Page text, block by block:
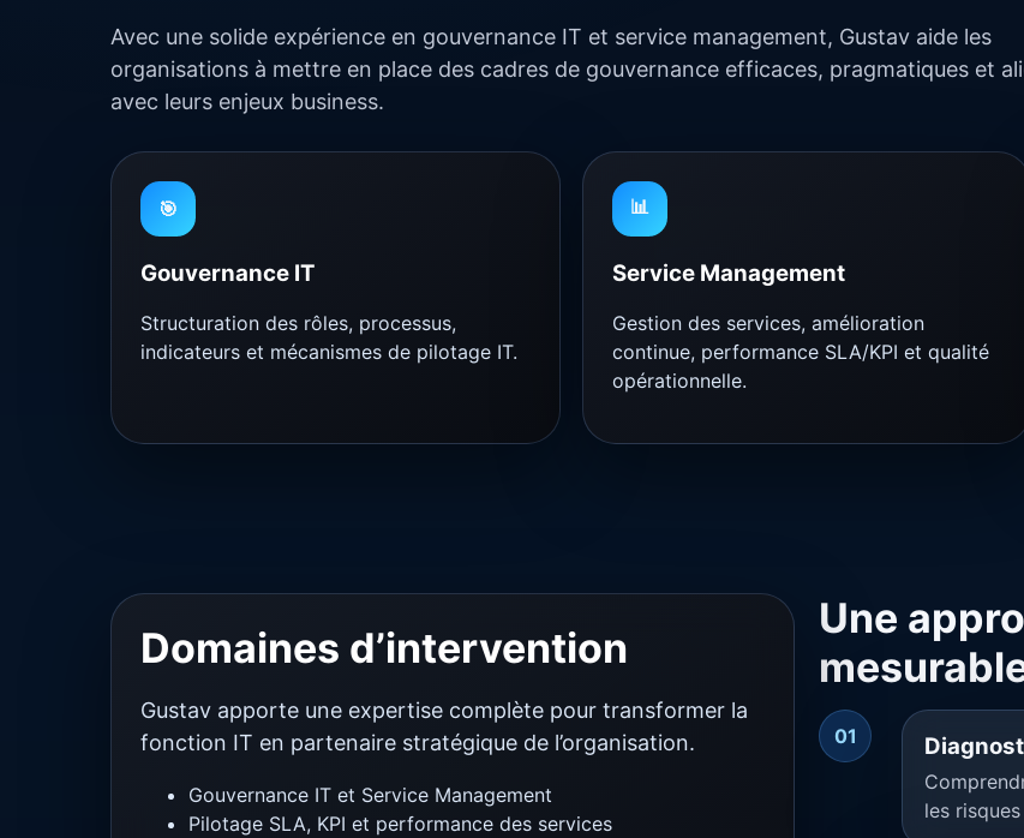
Avec une solide expérience en gouvernance IT et service management, Gustav aide les
organisations à mettre en place des cadres de gouvernance efficaces, pragmatiques et
avec leurs enjeux business.
🎯
Gouvernance IT
Structuration des rôles, processus,
indicateurs et mécanismes de pilotage IT.
📊
Service Management
Gestion des services, amélioration
continue, performance SLA/KPI et qualité
opérationnelle.
Domaines d’intervention
Gustav apporte une expertise complète pour transformer la
fonction IT en partenaire stratégique de l’organisation.
Gouvernance IT et Service Management
Pilotage SLA, KPI et performance des services
Une
01
les